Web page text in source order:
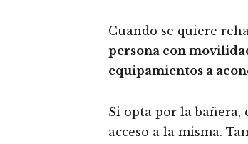
Cuando se quiere
persona con
equipamientos a
Si opta por la
acceso a la misma.